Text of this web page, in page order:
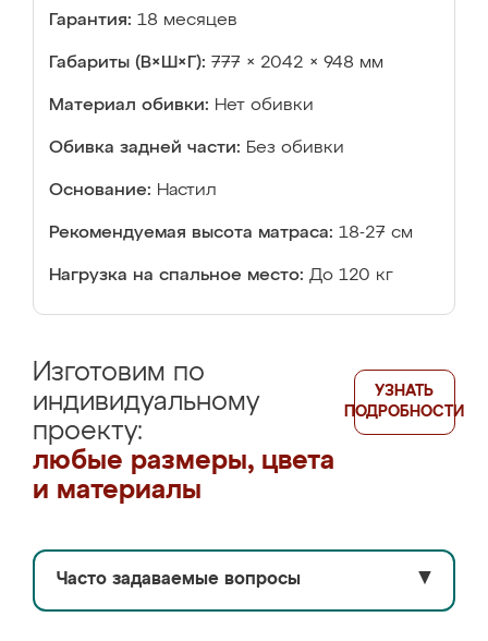
Гарантия: 18 месяцев
Габариты (В×Ш×Г): 777 × 2042 × 948 мм
Материал обивки: Нет обивки
Обивка задней части: Без обивки
Основание: Настил
Рекомендуемая высота матраса: 18-27 см
Нагрузка на спальное место: До 120 кг
Изготовим по
индивидуальному
проекту:
любые размеры, цвета
и материалы
УЗНАТЬ
ПОДРОБНОСТИ
Часто задаваемые вопросы ▼